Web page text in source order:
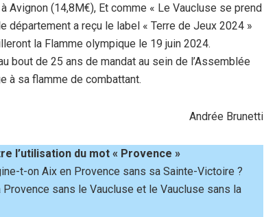
Avignon (14,8M€), Et comme « Le Vaucluse se prend
département a reçu le label « Terre de Jeux 2024 »
la Flamme olympique le 19 juin 2024.
bout de 25 ans de mandat au sein de l’Assemblée
à sa flamme de combattant.
Andrée Brunetti
l’utilisation du mot « Provence »
t-on Aix en Provence sans sa Sainte-Victoire ?
sans le Vaucluse et le Vaucluse sans la